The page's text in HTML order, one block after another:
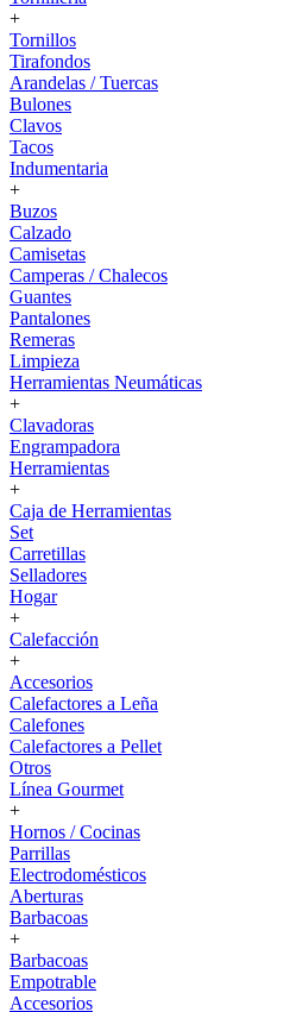
+
Tornillos
Tirafondos
Arandelas / Tuercas
Bulones
Clavos
Tacos
Indumentaria
+
Buzos
Calzado
Camisetas
Camperas / Chalecos
Guantes
Pantalones
Remeras
Limpieza
Herramientas Neumáticas
+
Clavadoras
Engrampadora
Herramientas
+
Caja de Herramientas
Set
Carretillas
Selladores
Hogar
+
Calefacción
+
Accesorios
Calefactores a Leña
Calefones
Calefactores a Pellet
Otros
Línea Gourmet
+
Hornos / Cocinas
Parrillas
Electrodomésticos
Aberturas
Barbacoas
+
Barbacoas
Empotrable
Accesorios